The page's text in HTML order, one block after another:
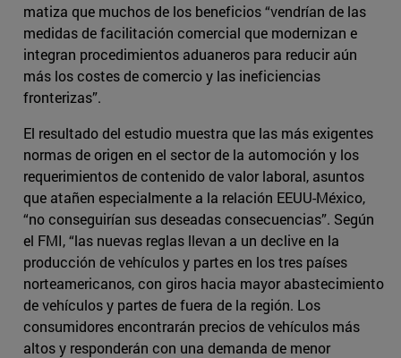
matiza que muchos de los beneficios “vendrían de las
medidas de facilitación comercial que modernizan e
integran procedimientos aduaneros para reducir aún
más los costes de comercio y las ineficiencias
fronterizas”.
El resultado del estudio muestra que las más exigentes
normas de origen en el sector de la automoción y los
requerimientos de contenido de valor laboral, asuntos
que atañen especialmente a la relación EEUU-México,
“no conseguirían sus deseadas consecuencias”. Según
el FMI, “las nuevas reglas llevan a un declive en la
producción de vehículos y partes en los tres países
norteamericanos, con giros hacia mayor abastecimiento
de vehículos y partes de fuera de la región. Los
consumidores encontrarán precios de vehículos más
altos y responderán con una demanda de menor